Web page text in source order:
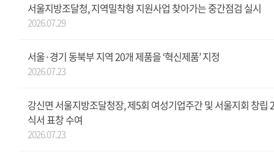
서울지방조달청, 지역밀착형 지원사업 찾아가는 중간점검 실시
2026.07.29
서울·경기 동북부 지역 20개 제품을 ‘혁신제품’ 지정
2026.07.23
강신면 서울지방조달청장, 제5회 여성기업주간 및 서울지회 창립
식서 표창 수여
2026.07.23